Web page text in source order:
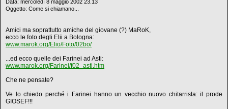
Data: mercoledì 8 maggio 2002 23.13
Oggetto: Come si chiamano...
Amici ma soprattutto amiche del giovane (?) MaRoK,
ecco le foto degli Elii a Bologna:
www.marok.org/Elio/Foto/02bo/
...ed ecco quelle dei Farinei ad Asti:
www.marok.org/Farinei/f02_asti.htm
Che ne pensate?
Ve lo chiedo perché i Farinei hanno un vecchio nuovo chitarrista: il prode
GIOSEF!!!